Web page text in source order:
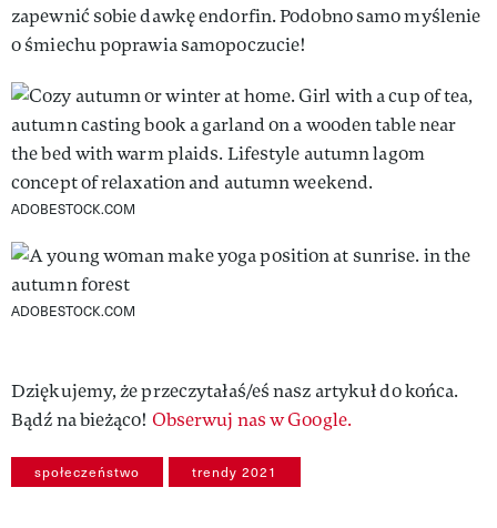
zapewnić sobie dawkę endorfin. Podobno samo myślenie
o śmiechu poprawia samopoczucie!
ADOBESTOCK.COM
ADOBESTOCK.COM
Dziękujemy, że przeczytałaś/eś nasz artykuł do końca.
Bądź na bieżąco! Obserwuj nas w Google.
społeczeństwo trendy 2021